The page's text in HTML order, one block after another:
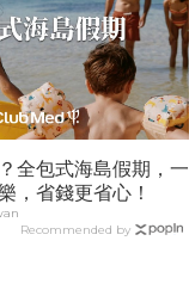
全包式海島假期，一
，省錢更省心！
Recommended by